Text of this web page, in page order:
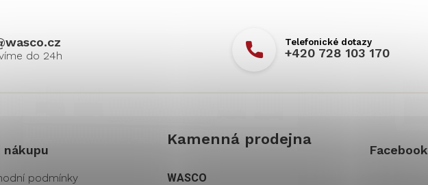
wasco.cz
+420 728 103 170
nákupu
podmínky
Kamenná prodejna
WASCO
Facebook